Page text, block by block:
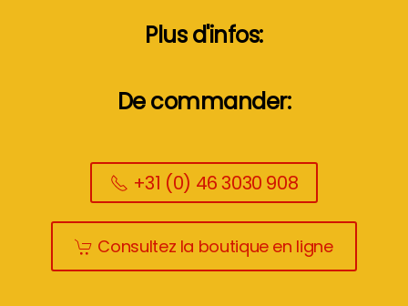
Plus d'infos:
De commander:
+31 (0) 46 3030 908
Consultez la boutique en ligne